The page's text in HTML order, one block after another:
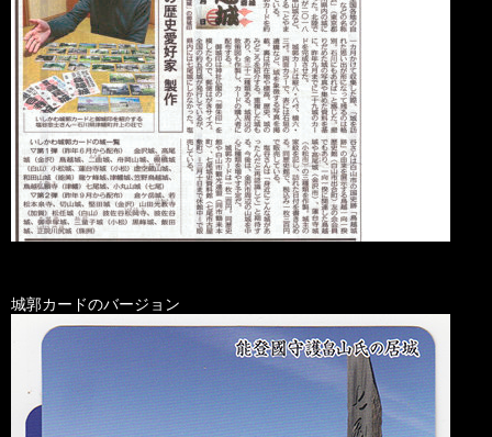
城郭カードのバージョン